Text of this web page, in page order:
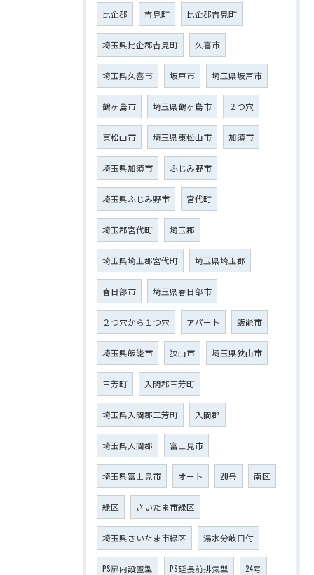
比企郡 吉見町 比企郡吉見町
埼玉県比企郡吉見町 久喜市
埼玉県久喜市 坂戸市 埼玉県坂戸市
鶴ヶ島市 埼玉県鶴ヶ島市 ２つ穴
東松山市 埼玉県東松山市 加須市
埼玉県加須市 ふじみ野市
埼玉県ふじみ野市 宮代町
埼玉郡宮代町 埼玉郡
埼玉県埼玉郡宮代町 埼玉県埼玉郡
春日部市 埼玉県春日部市
２つ穴から１つ穴 アパート 飯能市
埼玉県飯能市 狭山市 埼玉県狭山市
三芳町 入間郡三芳町
埼玉県入間郡三芳町 入間郡
埼玉県入間郡 富士見市
埼玉県富士見市 オート 20号 南区
緑区 さいたま市緑区
埼玉県さいたま市緑区 湯水分岐口付
PS扉内設置型 PS延長前排気型 24号